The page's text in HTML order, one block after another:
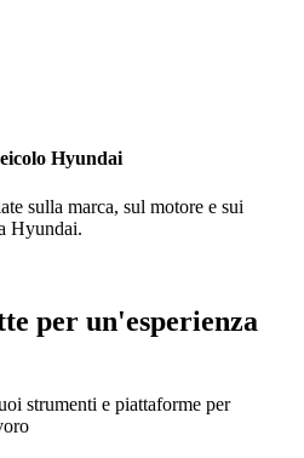
Hyundai
sulla marca, sul motore e sui
Hyundai.
per un'esperienza
strumenti e piattaforme per